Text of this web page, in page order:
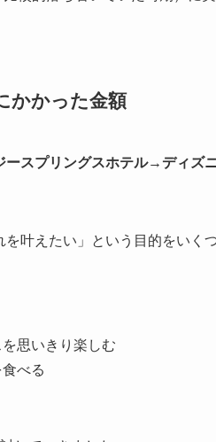
かかった金額
ースプリングスホテル→ディズ
叶えたい」という目的をいく
思いきり楽しむ
べる